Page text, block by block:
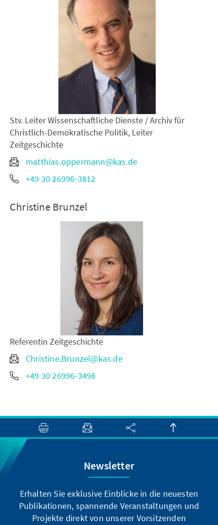
Stv. Leiter Wissenschaftliche Dienste / Archiv für
Christlich-Demokratische Politik, Leiter
Zeitgeschichte
matthias.oppermann@kas.de
+49 30 26996-3812
Christine Brunzel
Referentin Zeitgeschichte
Christine.Brunzel@kas.de
+49 30 26996-3498
Newsletter
Erhalten Sie exklusive Einblicke in die neuesten
Publikationen, spannende Veranstaltungen und
Projekte direkt von unserer Vorsitzenden